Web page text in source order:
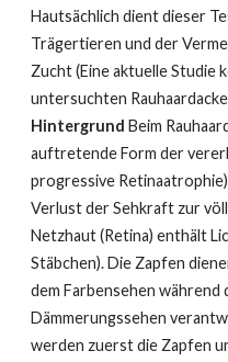
Hautsächlich dient dieser
Trägertieren und der
Zucht (Eine aktuelle Studie
untersuchten
Hintergrund Beim
auftretende Form der
progressive
Verlust der Sehkraft zur
Netzhaut (Retina) enthält
Stäbchen). Die Zapfen
dem Farbensehen während
Dämmerungssehen
werden zuerst die Zapfen